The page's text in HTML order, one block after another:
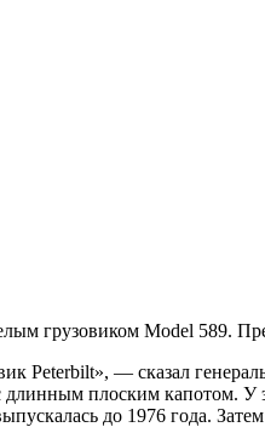
грузовиком Model 589.
Peterbilt», — сказал
плоским капотом. У
до 1976 года.